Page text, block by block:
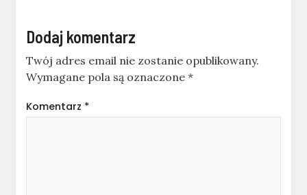
Dodaj komentarz
Twój adres email nie zostanie opublikowany.
Wymagane pola są oznaczone*
Komentarz *